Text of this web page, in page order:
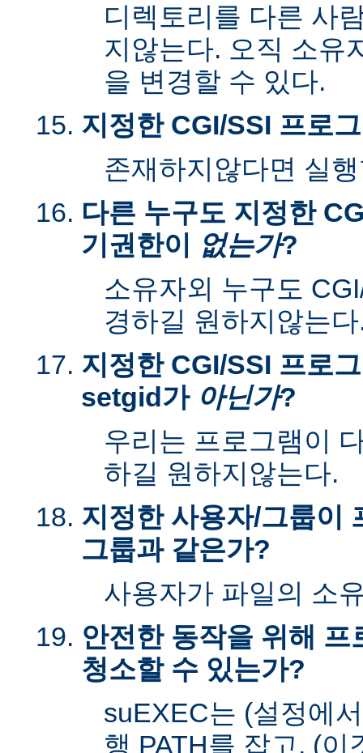
디렉토리를 다른 사
지않는다. 오직 소유
을 변경할 수 있다.
지정한 CGI/SSI 프로
존재하지않다면 실
다른 누구도 지정한
기권한이
없는가?
소유자외 누구도
경하길 원하지않는
지정한 CGI/SSI 프로
setgid가 아닌가?
우리는 프로그램이
하길 원하지않는다.
지정한 사용자/그룹이
그룹과 같은가?
사용자가 파일의 소
안전한 동작을 위해
청소할 수 있는가?
suEXEC는 (설정에
행 PATH를 잡고, (